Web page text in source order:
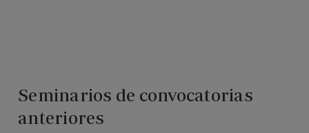
Seminarios de convocatorias
anteriores